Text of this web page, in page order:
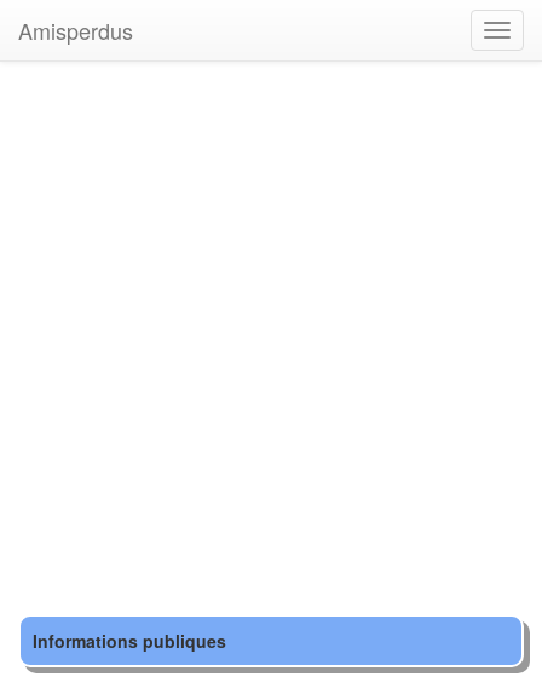
Amisperdus
Informations publiques